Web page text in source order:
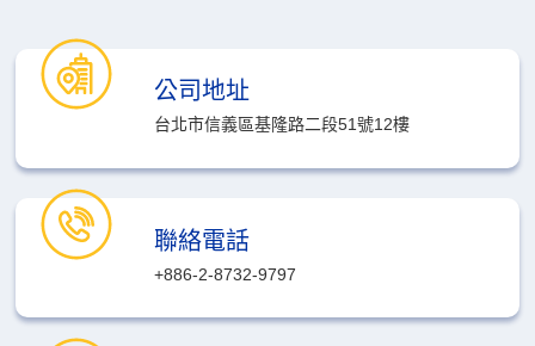
公司地址
台北市信義區基隆路二段51號12樓
聯絡電話
+886-2-8732-9797